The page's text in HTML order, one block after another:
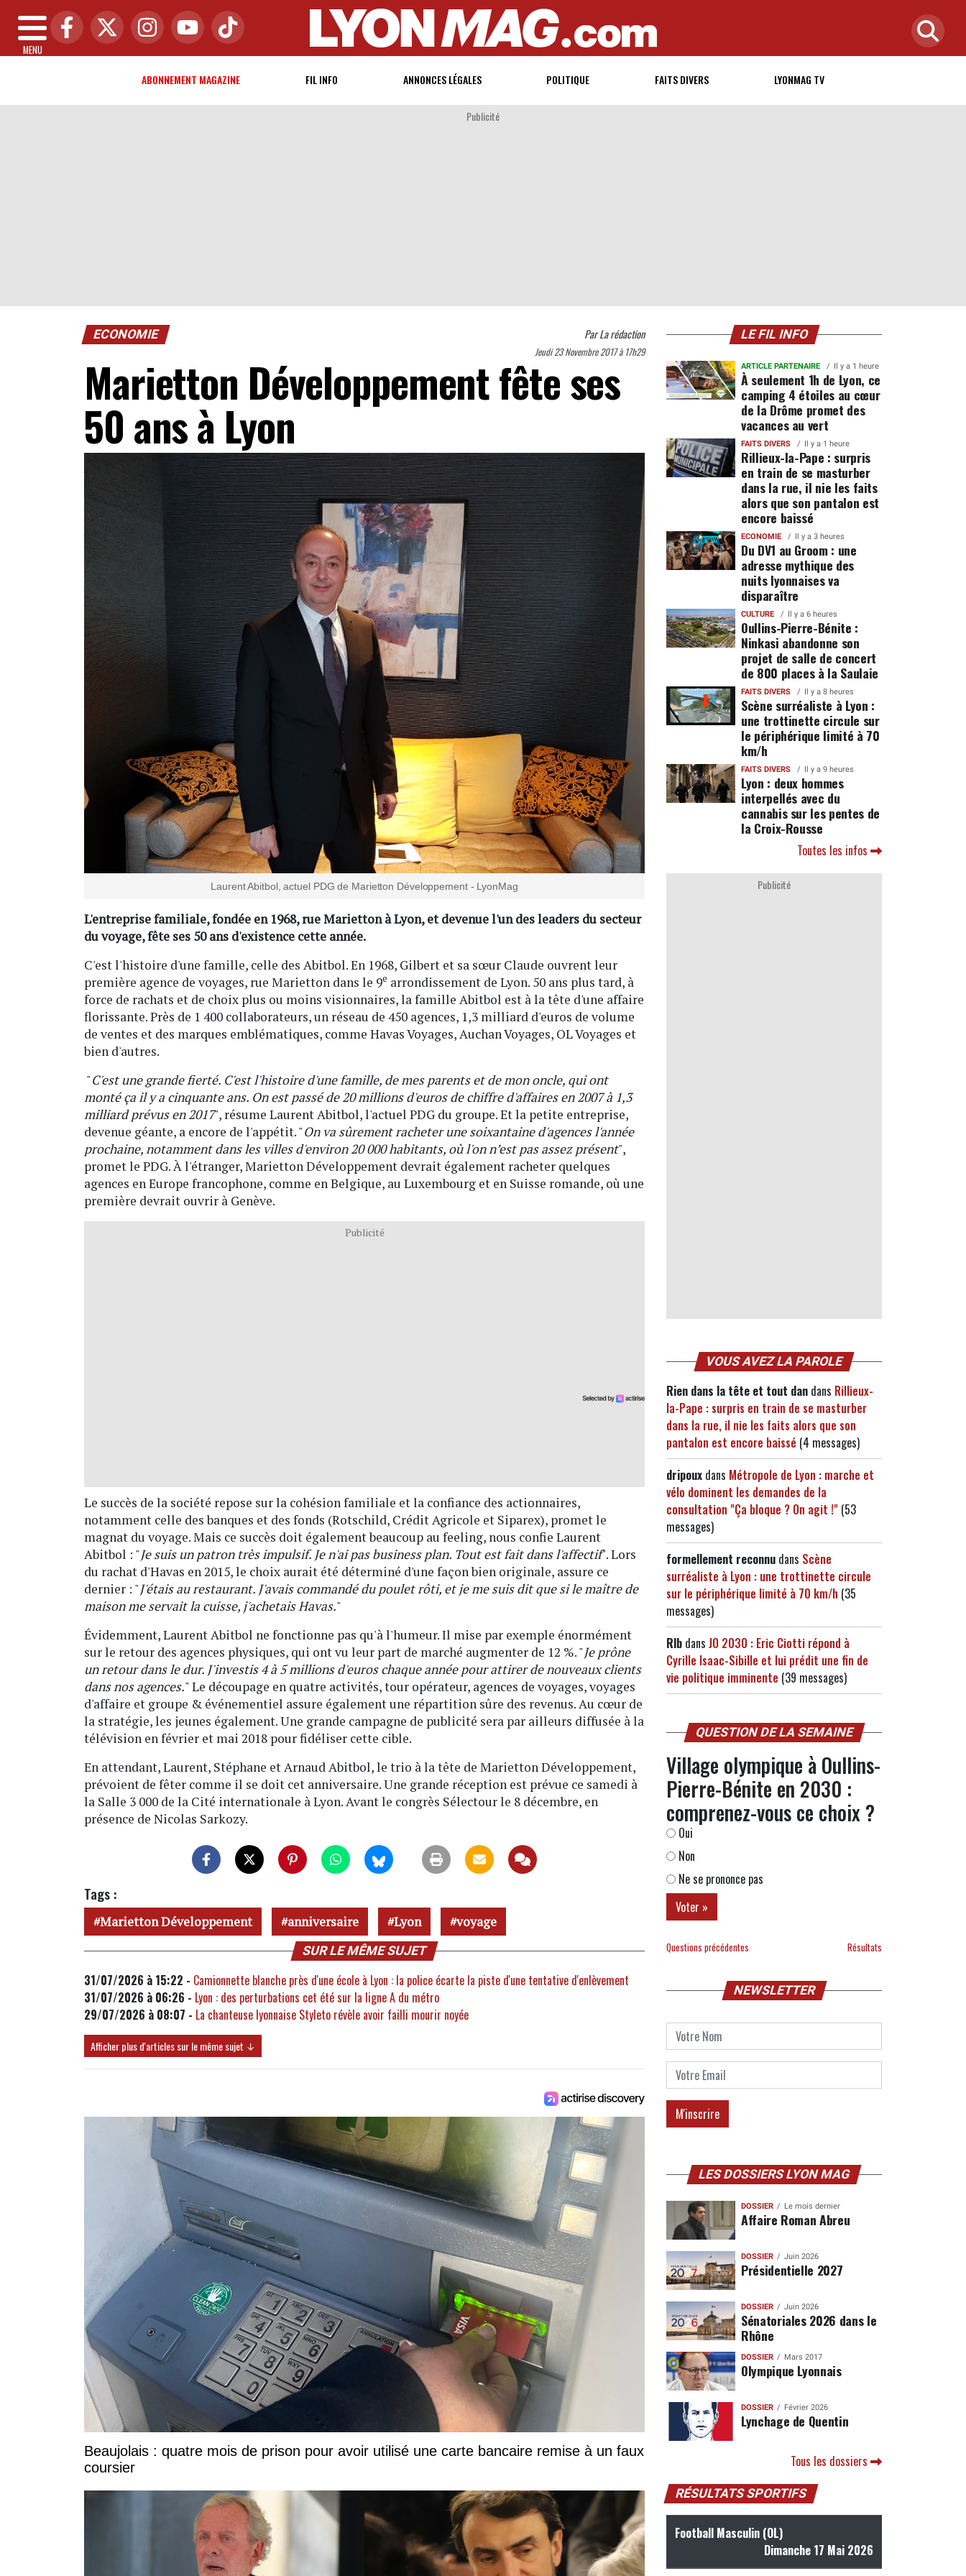
MENU
ABONNEMENT MAGAZINE FIL INFO ANNONCES LÉGALES POLITIQUE FAITS DIVERS LYONMAG TV
Publicité
ECONOMIE ParLa rédaction
Jeudi 23 Novembre 2017 à 17h29
Marietton Développement fête ses
50 ans à Lyon
Laurent Abitbol, actuel PDG de Marietton Développement - LyonMag
L'entreprise familiale, fondée en 1968, rue Marietton à Lyon, et devenue l'un des leaders du secteur
du voyage, fête ses 50 ans d'existence cette année.
C'est l'histoire d'une famille, celle des Abitbol. En 1968, Gilbert et sa sœur Claude ouvrent leur
première agence de voyages, rue Marietton dans le 9e arrondissement de Lyon. 50 ans plus tard, à
force de rachats et de choix plus ou moins visionnaires, la famille Abitbol est à la tête d'une affaire
florissante. Près de 1 400 collaborateurs, un réseau de 450 agences, 1,3 milliard d'euros de volume
de ventes et des marques emblématiques, comme Havas Voyages, Auchan Voyages, OL Voyages et
bien d'autres.
"C'est une grande fierté. C'est l'histoire d'une famille, de mes parents et de mon oncle, qui ont
monté ça il y a cinquante ans. On est passé de 20 millions d'euros de chiffre d'affaires en 2007 à 1,3
milliard prévus en 2017", résume Laurent Abitbol, l'actuel PDG du groupe. Et la petite entreprise,
devenue géante, a encore de l'appétit. "On va sûrement racheter une soixantaine d'agences l'année
prochaine, notamment dans les villes d'environ 20 000 habitants, où l'on n’est pas assez présent",
promet le PDG. À l'étranger, Marietton Développement devrait également racheter quelques
agences en Europe francophone, comme en Belgique, au Luxembourg et en Suisse romande, où une
première devrait ouvrir à Genève.
Publicité
Le succès de la société repose sur la cohésion familiale et la confiance des actionnaires,
notamment celle des banques et des fonds (Rotschild, Crédit Agricole et Siparex), promet le
magnat du voyage. Mais ce succès doit également beaucoup au feeling, nous confie Laurent
Abitbol : "Je suis un patron très impulsif. Je n'ai pas business plan. Tout est fait dans l'affectif". Lors
du rachat d'Havas en 2015, le choix aurait été déterminé d'une façon bien originale, assure ce
dernier : "J'étais au restaurant. J'avais commandé du poulet rôti, et je me suis dit que si le maître de
maison me servait la cuisse, j'achetais Havas."
Évidemment, Laurent Abitbol ne fonctionne pas qu'à l'humeur. Il mise par exemple énormément
sur le retour des agences physiques, qui ont vu leur part de marché augmenter de 12 %. "Je prône
un retour dans le dur. J'investis 4 à 5 millions d'euros chaque année pour attirer de nouveaux clients
dans nos agences." Le découpage en quatre activités, tour opérateur, agences de voyages, voyages
d'affaire et groupe & événementiel assure également une répartition sûre des revenus. Au cœur de
la stratégie, les jeunes également. Une grande campagne de publicité sera par ailleurs diffusée à la
télévision en février et mai 2018 pour fidéliser cette cible.
En attendant, Laurent, Stéphane et Arnaud Abitbol, le trio à la tête de Marietton Développement,
prévoient de fêter comme il se doit cet anniversaire. Une grande réception est prévue ce samedi à
la Salle 3 000 de la Cité internationale à Lyon. Avant le congrès Sélectour le 8 décembre, en
présence de Nicolas Sarkozy.
Tags :
Marietton Développement anniversaire Lyon voyage
SUR LE MÊME SUJET
31/07/2026 à 15:22 - Camionnette blanche près d'une école à Lyon : la police écarte la piste d'une tentative d'enlèvement
31/07/2026 à 06:26 - Lyon : des perturbations cet été sur la ligne A du métro
29/07/2026 à 08:07 - La chanteuse lyonnaise Styleto révèle avoir failli mourir noyée
Afficher plus d'articles sur le même sujet ↓
Beaujolais : quatre mois de prison pour avoir utilisé une carte bancaire remise à un faux
coursier
LE FIL INFO
ARTICLE PARTENAIRE Il y a 1 heure
À seulement 1h de Lyon, ce
camping 4 étoiles au cœur
de la Drôme promet des
vacances au vert
FAITS DIVERS Il y a 1 heure
Rillieux-la-Pape : surpris
en train de se masturber
dans la rue, il nie les faits
alors que son pantalon est
encore baissé
ECONOMIE Il y a 3 heures
Du DV1 au Groom : une
adresse mythique des
nuits lyonnaises va
disparaître
CULTURE Il y a 6 heures
Oullins-Pierre-Bénite :
Ninkasi abandonne son
projet de salle de concert
de 800 places à la Saulaie
FAITS DIVERS Il y a 8 heures
Scène surréaliste à Lyon :
une trottinette circule sur
le périphérique limité à 70
km/h
FAITS DIVERS Il y a 9 heures
Lyon : deux hommes
interpellés avec du
cannabis sur les pentes de
la Croix-Rousse
Toutes les infos
Publicité
VOUS AVEZ LA PAROLE
Rien dans la tête et tout dan dans Rillieux-
la-Pape : surpris en train de se masturber
dans la rue, il nie les faits alors que son
pantalon est encore baissé (4 messages)
dripoux dans Métropole de Lyon : marche et
vélo dominent les demandes de la
consultation "Ça bloque ? On agit !" (53
messages)
formellement reconnu dans Scène
surréaliste à Lyon : une trottinette circule
sur le périphérique limité à 70 km/h (35
messages)
Rlb dans JO 2030 : Eric Ciotti répond à
Cyrille Isaac-Sibille et lui prédit une fin de
vie politique imminente (39 messages)
QUESTION DE LA SEMAINE
Village olympique à Oullins-
Pierre-Bénite en 2030 :
comprenez-vous ce choix ?
Oui
Non
Ne se prononce pas
Questions précédentes Résultats
NEWSLETTER
LES DOSSIERS LYON MAG
DOSSIER Le mois dernier
Affaire Roman Abreu
DOSSIER Juin 2026
Présidentielle 2027
DOSSIER Juin 2026
Sénatoriales 2026 dans le
Rhône
DOSSIER Mars 2017
Olympique Lyonnais
DOSSIER Février 2026
Lynchage de Quentin
Tous les dossiers
RÉSULTATS SPORTIFS
Football Masculin (OL)
Dimanche 17 Mai 2026